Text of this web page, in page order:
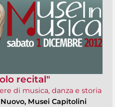
recital"
di musica, danza e storia
Musei Capitolini